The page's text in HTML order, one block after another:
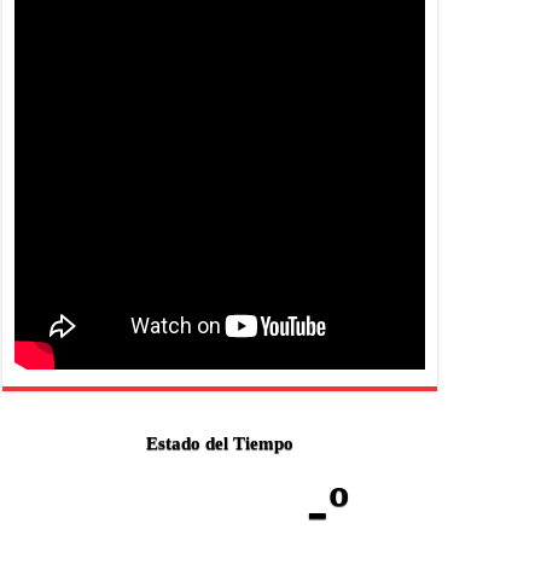
Estado del Tiempo
-º